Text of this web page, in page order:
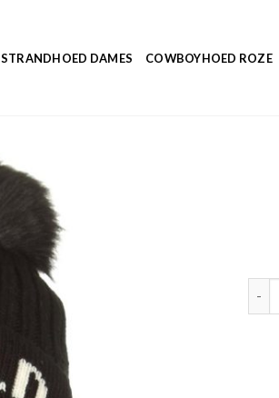
STRANDHOED DAMES COWBOYHOED ROZE